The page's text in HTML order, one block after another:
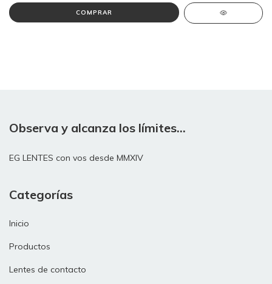
COMPRAR
Observa y alcanza los límites...
EG LENTES con vos desde MMXIV
Categorías
Inicio
Productos
Lentes de contacto